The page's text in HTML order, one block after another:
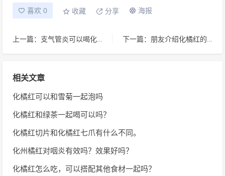
喜欢 0 收藏 分享 海报
上一篇：支气管炎可以喝化橘红吗？ 下一篇：朋友介绍化橘红的功效止咳化痰很好，帮看下是不是正宗化橘红
相关文章
化橘红可以和雪菊一起泡吗
化橘红和绿茶一起喝可以吗？
化橘红切片和化橘红七爪有什么不同。
化州橘红对咽炎有效吗？效果好吗？
化橘红怎么吃，可以搭配其他食材一起吗？